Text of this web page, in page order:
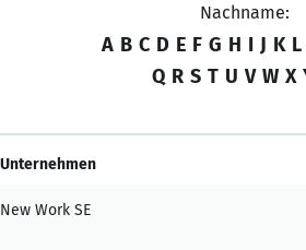
Nachname:
A B C D E F G H I J K L
Q R S T U V W X
Unternehmen
New Work SE